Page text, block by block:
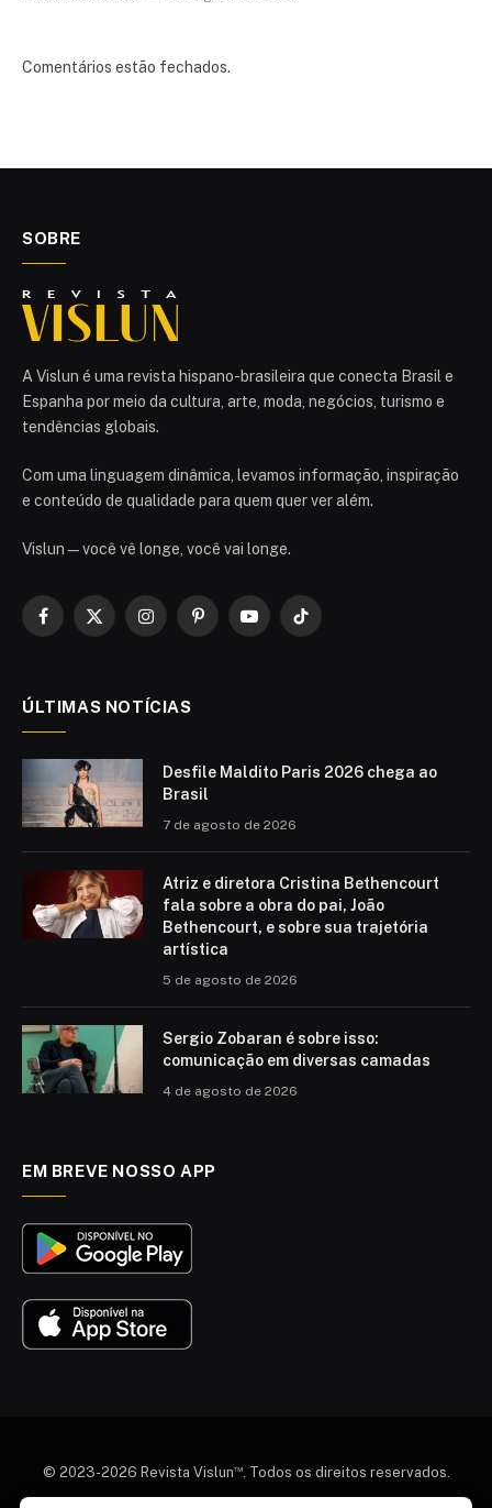
Comentários estão fechados.
SOBRE
A Vislun é uma revista hispano-brasileira que conecta Brasil e
Espanha por meio da cultura, arte, moda, negócios, turismo e
tendências globais.
Com uma linguagem dinâmica, levamos informação, inspiração
e conteúdo de qualidade para quem quer ver além.
Vislun — você vê longe, você vai longe.
Facebook
X
InstagramPinterestYouTubeTikTok
ÚLTIMAS NOTÍCIAS
Desfile Maldito Paris 2026 chega ao
Brasil
7 de agosto de 2026
Atriz e diretora Cristina Bethencourt
fala sobre a obra do pai, João
Bethencourt, e sobre sua trajetória
artística
5 de agosto de 2026
Sergio Zobaran é sobre isso:
comunicação em diversas camadas
4 de agosto de 2026
EM BREVE NOSSO APP
© 2023-2026 Revista Vislun™. Todos os direitos reservados.